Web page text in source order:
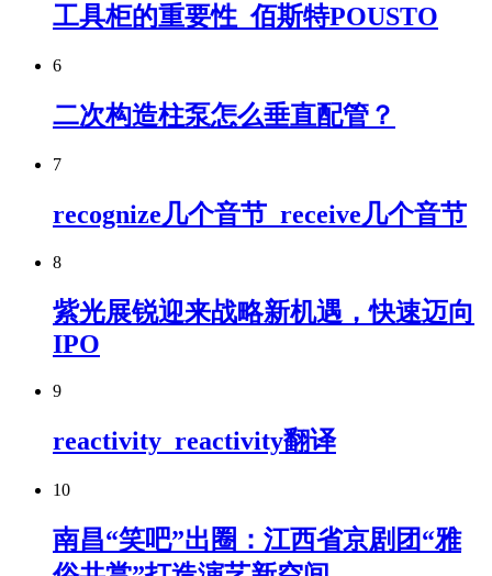
工具柜的重要性_佰斯特POUSTO
6
二次构造柱泵怎么垂直配管？
7
recognize几个音节_receive几个音节
8
紫光展锐迎来战略新机遇，快速迈向
IPO
9
reactivity_reactivity翻译
10
南昌“笑吧”出圈：江西省京剧团“雅